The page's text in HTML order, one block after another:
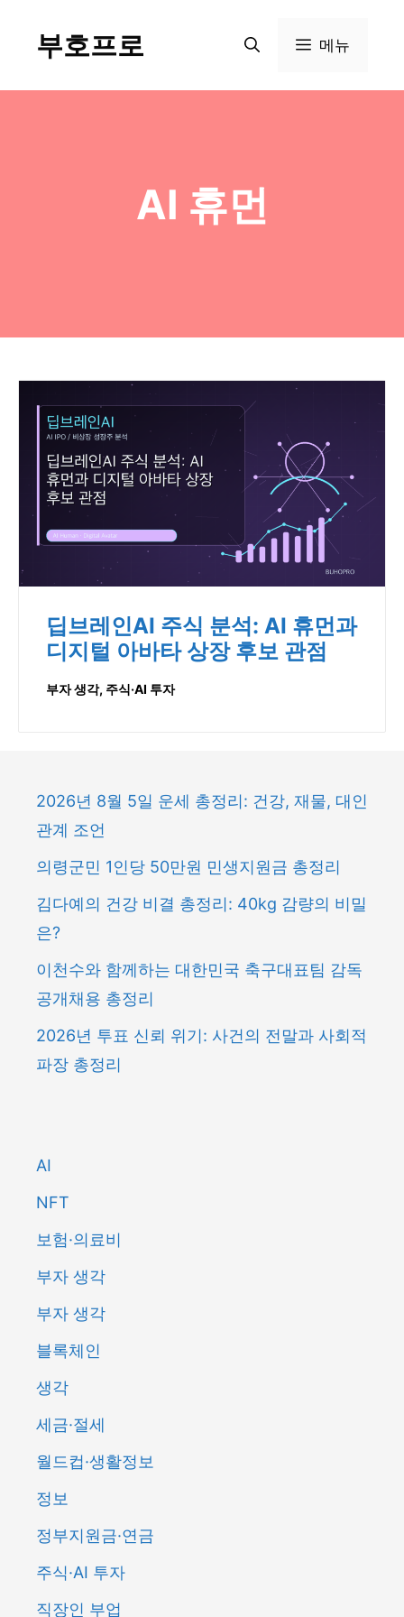
부호프로 메뉴
AI 휴먼
딥브레인AI 주식 분석: AI 휴먼과
디지털 아바타 상장 후보 관점
부자 생각, 주식·AI 투자
2026년 8월 5일 운세 총정리: 건강, 재물, 대인
관계 조언
의령군민 1인당 50만원 민생지원금 총정리
김다예의 건강 비결 총정리: 40kg 감량의 비밀
은?
이천수와 함께하는 대한민국 축구대표팀 감독
공개채용 총정리
2026년 투표 신뢰 위기: 사건의 전말과 사회적
파장 총정리
AI
NFT
보험·의료비
부자 생각
부자 생각
블록체인
생각
세금·절세
월드컵·생활정보
정보
정부지원금·연금
주식·AI 투자
직장인 부업